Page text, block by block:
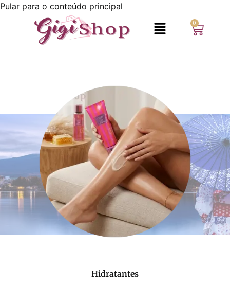
Pular para o conteúdo principal
0
Hidratantes